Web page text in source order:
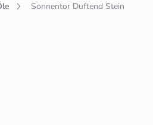
Sonnentor Duftend Stein